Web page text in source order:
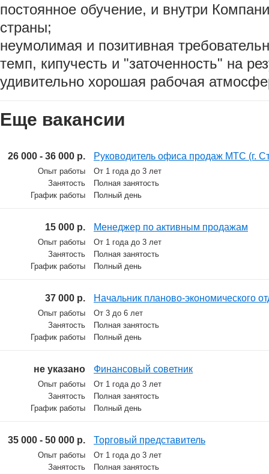
постоянное обучение, и внутри
страны;
неумолимая и позитивная
темп, кипучесть и "заточенность" на
удивительно хорошая рабочая
Еще вакансии
26 000 - 36 000 р. Руководитель офиса продаж МТС (г.
Опыт работы
От 1 года до 3 лет
Занятость
Полная занятость
График работы
Полный день
15 000 р. Менеджер по активным продажам
Опыт работы
От 1 года до 3 лет
Занятость
Полная занятость
График работы
Полный день
37 000 р. Начальник планово-экономического
Опыт работы
От 3 до 6 лет
Занятость
Полная занятость
График работы
Полный день
не указано Финансовый советник
Опыт работы
От 1 года до 3 лет
Занятость
Полная занятость
График работы
Полный день
35 000 - 50 000 р. Торговый представитель
Опыт работы
От 1 года до 3 лет
Занятость
Полная занятость